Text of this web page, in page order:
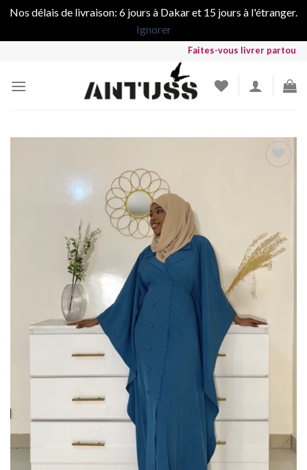
Nos délais de livraison: 6 jours à Dakar et 15 jours à l'étranger.
Ignorer
content
Faites-vous livrer partout dans
souhaits